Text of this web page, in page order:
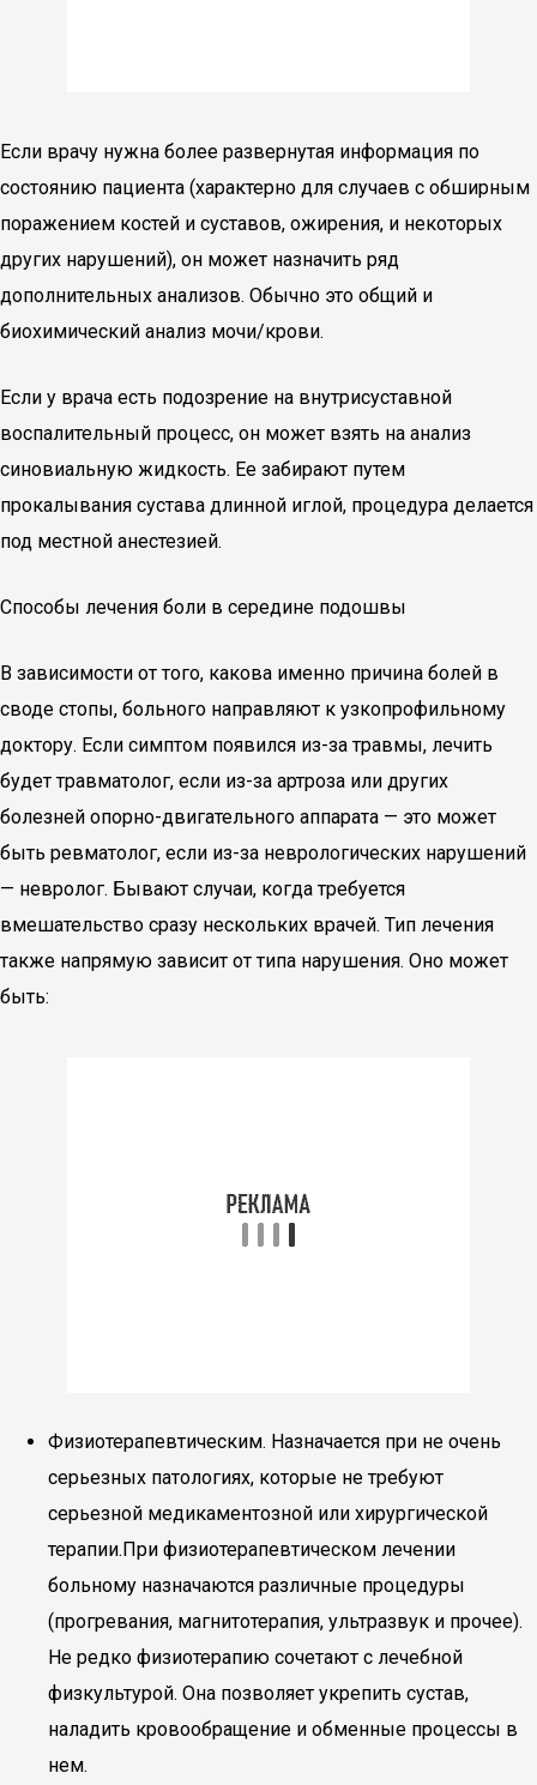
Если врачу нужна более развернутая информация по
состоянию пациента (характерно для случаев с обширным
поражением костей и суставов, ожирения, и некоторых
других нарушений), он может назначить ряд
дополнительных анализов. Обычно это общий и
биохимический анализ мочи/крови.
Если у врача есть подозрение на внутрисуставной
воспалительный процесс, он может взять на анализ
синовиальную жидкость. Ее забирают путем
прокалывания сустава длинной иглой, процедура делается
под местной анестезией.
Способы лечения боли в середине подошвы
В зависимости от того, какова именно причина болей в
своде стопы, больного направляют к узкопрофильному
доктору. Если симптом появился из-за травмы, лечить
будет травматолог, если из-за артроза или других
болезней опорно-двигательного аппарата — это может
быть ревматолог, если из-за неврологических нарушений
— невролог. Бывают случаи, когда требуется
вмешательство сразу нескольких врачей. Тип лечения
также напрямую зависит от типа нарушения. Оно может
быть:
Физиотерапевтическим. Назначается при не очень
серьезных патологиях, которые не требуют
серьезной медикаментозной или хирургической
терапии.При физиотерапевтическом лечении
больному назначаются различные процедуры
(прогревания, магнитотерапия, ультразвук и прочее).
Не редко физиотерапию сочетают с лечебной
физкультурой. Она позволяет укрепить сустав,
наладить кровообращение и обменные процессы в
нем.